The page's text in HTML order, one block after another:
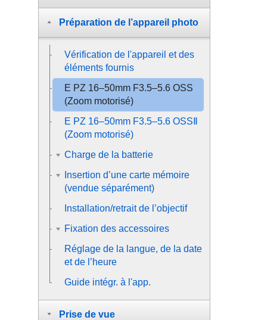
Préparation de l’appareil photo
Vérification de l'appareil et des
éléments fournis
E PZ 16–50mm F3.5–5.6 OSS
(Zoom motorisé)
E PZ 16–50mm F3.5–5.6 OSSⅡ
(Zoom motorisé)
Charge de la batterie
Insertion d’une carte mémoire
(vendue séparément)
Installation/retrait de l’objectif
Fixation des accessoires
Réglage de la langue, de la date
et de l’heure
Guide intégr. à l'app.
Prise de vue